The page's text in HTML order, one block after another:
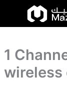
content
1
wireless
Channel
Relay
wireless
quantity
control
quantity